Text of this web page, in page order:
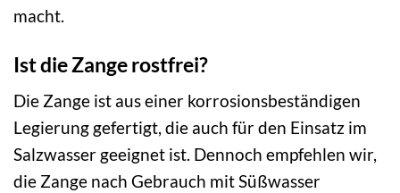
macht.
Ist die Zange rostfrei?
Die Zange ist aus einer korrosionsbeständigen
Legierung gefertigt, die auch für den Einsatz im
Salzwasser geeignet ist. Dennoch empfehlen wir,
die Zange nach Gebrauch mit Süßwasser